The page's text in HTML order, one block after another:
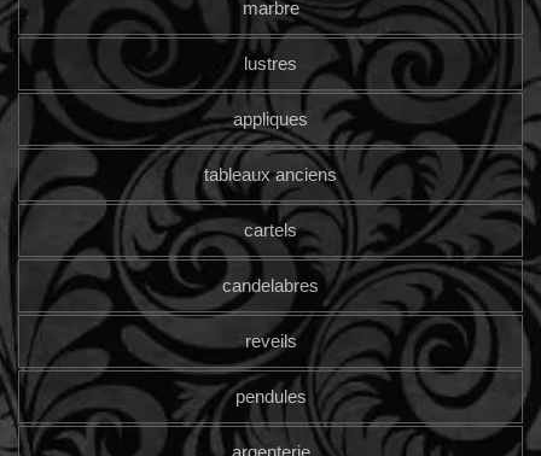
marbre
lustres
appliques
tableaux anciens
cartels
candelabres
reveils
pendules